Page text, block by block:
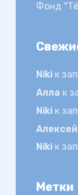
Фонд
Nikiк
Алла к
Nikiк
Алексей
Nikiк
Метки